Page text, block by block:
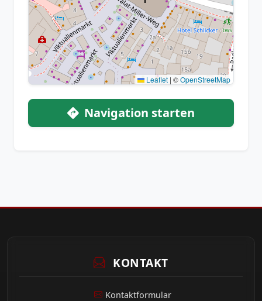
Leaflet | ©OpenStreetMap
Navigation starten
KONTAKT
Kontaktformular